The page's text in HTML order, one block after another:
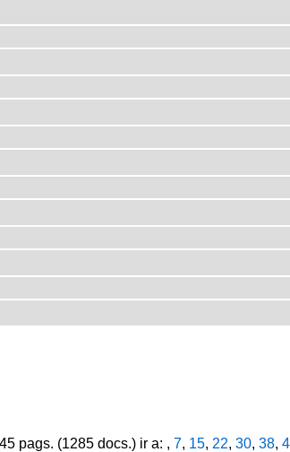
pags. (1285 docs.) ir a: , 7, 15, 22, 30, 38,